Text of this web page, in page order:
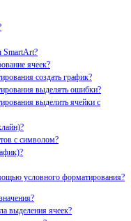
SmartArt?
ячеек?
создать график?
выделять ошибки?
выделить ячейки с
с символом?
условного форматирования?
выделения ячеек?